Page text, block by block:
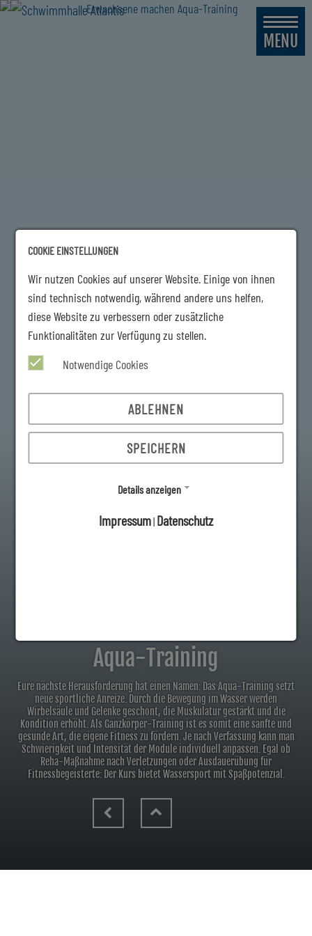
MENU
Aqua-Training
Eure nächste Herausforderung hat einen Namen: Das Aqua-Training setzt
neue sportliche Anreize. Durch die Bewegung im Wasser werden
Wirbelsäule und Gelenke geschont, die Muskulatur gestärktund die
Kondition erhöht. Als Ganzkörper-Training ist es somit eine sanfte und
gesunde Art, die eigene Fitness zu fördern. Je nach Verfassung kann man
Schwierigkeit und Intensitätder Module individuell anpassen. Egal ob
Reha-Maßnahme nach Verletzungen oder Ausdauerübung für
Fitnessbegeisterte: Der Kurs bietet Wassersport mit Spaßpotenzial.
COOKIE EINSTELLUNGEN
Wir nutzen Cookies auf unserer Website. Einige von ihnen
sind technisch notwendig, während andere uns helfen,
diese Website zu verbessern oder zusätzliche
Funktionalitäten zur Verfügung zu stellen.
Notwendige Cookies
ABLEHNEN
SPEICHERN
Details anzeigen
Impressum| Datenschutz